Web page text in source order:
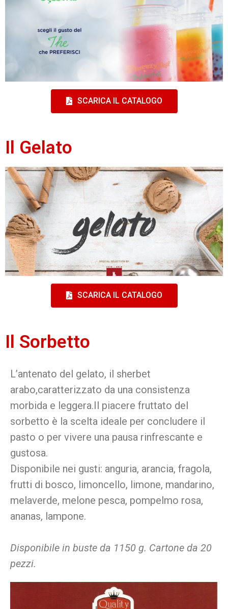
SCARICA IL CATALOGO
Il Gelato
SCARICA IL CATALOGO
Il Sorbetto
L’antenato del gelato, il sherbet
arabo,caratterizzato da una consistenza
morbida e leggera.Il piacere fruttato del
sorbetto è la scelta ideale per concludere il
pasto o per vivere una pausa rinfrescante e
gustosa.
Disponibile nei gusti: anguria, arancia, fragola,
frutti di bosco, limoncello, limone, mandarino,
melaverde, melone pesca, pompelmo rosa,
ananas, lampone.
Disponibile in buste da 1150 g. Cartone da 20
pezzi.